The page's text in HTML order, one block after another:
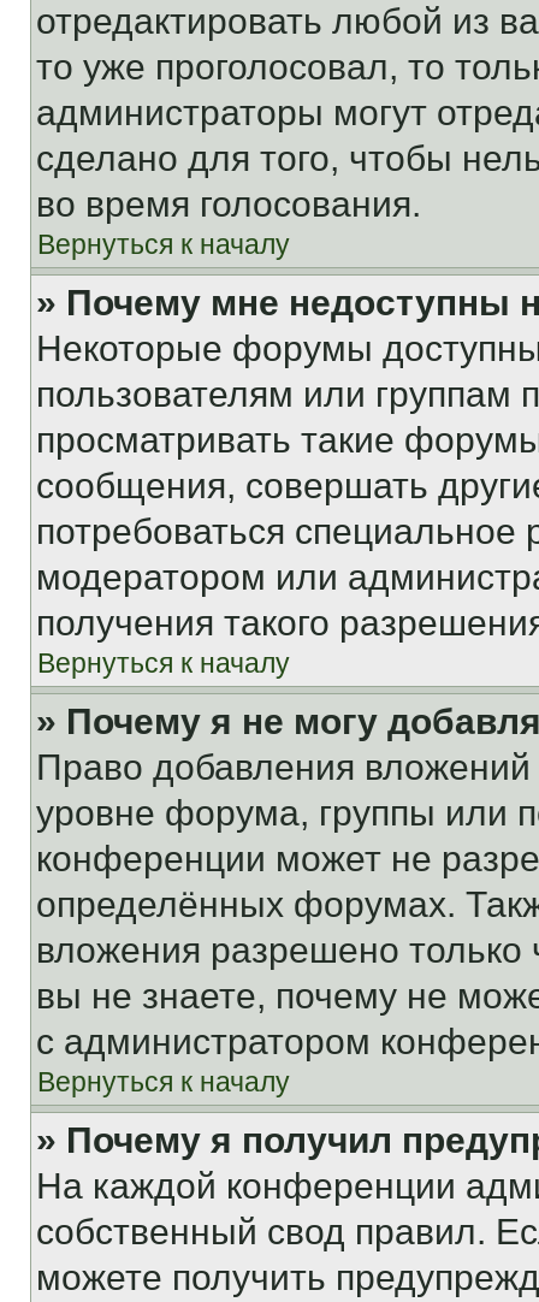
отредактировать любой из
то уже проголосовал, то
администраторы могут
сделано для того, чтобы
во время голосования.
Вернуться к началу
» Почему мне недоступны
Некоторые форумы
пользователям или группам
просматривать такие
сообщения, совершать
потребоваться
модератором или
получения такого
Вернуться к началу
» Почему я не могу
Право добавления
уровне форума, группы или
конференции может не
определённых форумах.
вложения разрешено
вы не знаете, почему не
с администратором
Вернуться к началу
» Почему я получил
На каждой конференции
собственный свод правил.
можете получить